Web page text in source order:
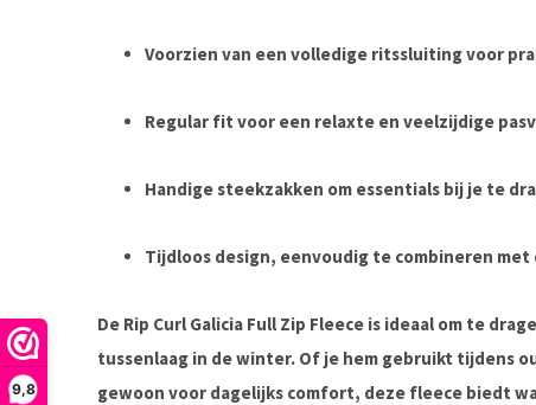
9,8
Voorzien van een volledige ritssluiting voor
Regular fit voor een relaxte en veelzijdige
Handige steekzakken om essentials bij je te
Tijdloos design, eenvoudig te combineren
De Rip Curl Galicia Full Zip Fleece is ideaal om te
tussenlaag in de winter. Of je hem gebruikt tijdens
gewoon voor dagelijks comfort, deze fleece biedt